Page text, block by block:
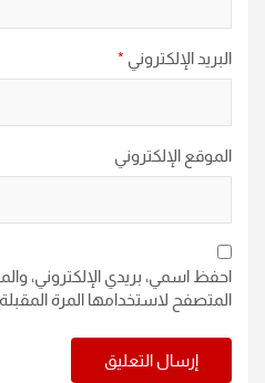
البريد الإلكتروني *
الموقع الإلكتروني
احفظ اسمي، بريدي الإلكتروني،
المتصفح لاستخدامها المرة